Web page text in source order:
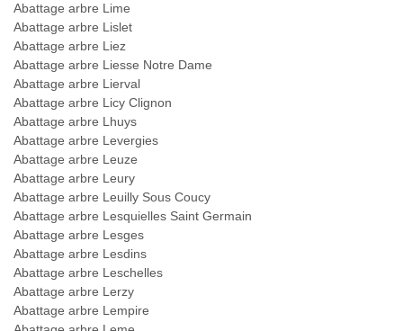
Abattage arbre Lime
Abattage arbre Lislet
Abattage arbre Liez
Abattage arbre Liesse Notre Dame
Abattage arbre Lierval
Abattage arbre Licy Clignon
Abattage arbre Lhuys
Abattage arbre Levergies
Abattage arbre Leuze
Abattage arbre Leury
Abattage arbre Leuilly Sous Coucy
Abattage arbre Lesquielles Saint Germain
Abattage arbre Lesges
Abattage arbre Lesdins
Abattage arbre Leschelles
Abattage arbre Lerzy
Abattage arbre Lempire